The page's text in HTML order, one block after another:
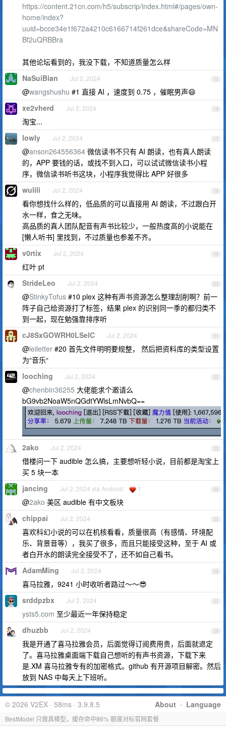
https://content.21cn.com/h5/subscrip/index.html#/pages/own-
home/index?
uuid=bcce34e1f672a4210c6166714f261dce&shareCode=MN
Bf2uQRBBra
其他论坛看到的，我没下载，不知道质量怎么样
15
NaSuiBian Jul 2, 2024
@wangshushu #1 直接 AI ，速度到 0.75 ，催眠男声😄
16
xe2vherd Jul 2, 2024
淘宝...
17
lowly Jul 2, 2024
@anson264556364 微信读书不只有 AI 朗读，也有真人朗读
的，APP 要钱的话，或找不到入口，可以试试微信读书小程
序，微信读书听书这块，小程序我觉得比 APP 好很多
18
wulili Jul 2, 2024
看你想找什么样的，低品质的可以直接用 AI 朗读，不过跟白开
水一样，食之无味。
高品质的真人团队配音有声书比较少，一般热度高的小说能在
[懒人听书] 里找到，不过质量也参差不齐。
19
v0rtix Jul 2, 2024
红叶 pt
20
StrideLeo Jul 2, 2024
@StinkyTofus #10 plex 这种有声书资源怎么整理刮削啊？前一
阵子自己给资源打了标签，结果 plex 的识别同一季的都归类不
到一起，现在勉强靠排序听
21
cJ8SxGOWRH0LSelC Jul 2, 2024
@leiletter #20 首先文件明明要规整， 然后把资料库的类型设置
为“音乐“
22
looching Jul 2, 2024
@chenbin36255 大佬能求个邀请么
bG9vb2NoaW5nQGdtYWlsLmNvbQ==
23
2ako Jul 2, 2024
借楼问一下 audible 怎么搞，主要想听轻小说，目前都是淘宝上
买 5 块一本
24
jancing Jul 2, 2024 via Android 1
@2ako 美区 audible 有中文板块
25
chippai Jul 2, 2024
喜欢科幻小说的可以在机核看看，质量很高（有感情、环境配
乐、背景音等），我买了很多，而且只能接受这种，至于 AI 或
者白开水的朗读完全接受不了，还不如自己看书。
26
AdamMing Jul 2, 2024
喜马拉雅，9241 小时收听者路过～～😎
27
srddpzbx Jul 2, 2024
ysts5.com 至少最近一年保持稳定
28
dhuzbb Jul 2, 2024
我是开通了喜马拉雅会员，后面觉得订阅费用贵，后面就退定
了。喜马拉雅桌面端下载自己想听的有声书资源，下载下来
是.XM 喜马拉雅专有的加密格式。github 有开源项目解密。然后
放到 NAS 中每天上下班听。
About · Language
© 2026 V2EX · 58ms · 3.9.8.5
BestModel 只做真模型，缓存命中86% 额度对标官网套餐